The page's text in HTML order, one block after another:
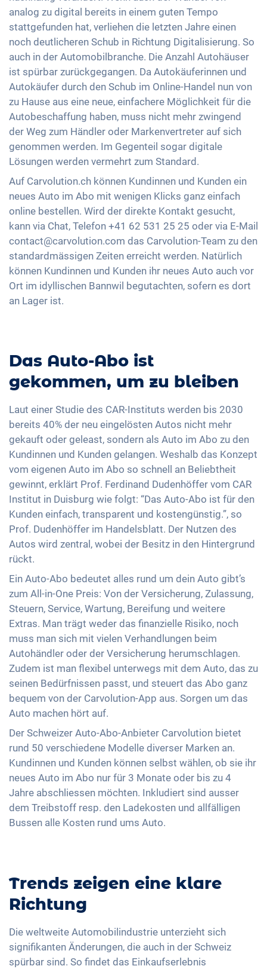
analog zu digital bereits in einem guten Tempo
stattgefunden hat, verliehen die letzten Jahre einen
noch deutlicheren Schub in Richtung Digitalisierung. So
auch in der Automobilbranche. Die Anzahl Autohäuser
ist spürbar zurückgegangen. Da Autokäuferinnen und
Autokäufer durch den Schub im Online-Handel nun von
zu Hause aus eine neue, einfachere Möglichkeit für die
Autobeschaffung haben, muss nicht mehr zwingend
der Weg zum Händler oder Markenvertreter auf sich
genommen werden. Im Gegenteil sogar digitale
Lösungen werden vermehrt zum Standard.
Auf Carvolution.ch können Kundinnen und Kunden ein
neues Auto im Abo mit wenigen Klicks ganz einfach
online bestellen. Wird der direkte Kontakt gesucht,
kann via Chat, Telefon +41 62 531 25 25 oder via E-Mail
contact@carvolution.com das Carvolution-Team zu den
standardmässigen Zeiten erreicht werden. Natürlich
können Kundinnen und Kunden ihr neues Auto auch vor
Ort im idyllischen Bannwil begutachten, sofern es dort
an Lager ist.
Das Auto-Abo ist
gekommen, um zu bleiben
Laut einer Studie des CAR-Instituts werden bis 2030
bereits 40% der neu eingelösten Autos nicht mehr
gekauft oder geleast, sondern als Auto im Abo zu den
Kundinnen und Kunden gelangen. Weshalb das Konzept
vom eigenen Auto im Abo so schnell an Beliebtheit
gewinnt, erklärt Prof. Ferdinand Dudenhöffer vom CAR
Institut in Duisburg wie folgt: “Das Auto-Abo ist für den
Kunden einfach, transparent und kostengünstig.”, so
Prof. Dudenhöffer im Handelsblatt. Der Nutzen des
Autos wird zentral, wobei der Besitz in den Hintergrund
rückt.
Ein Auto-Abo bedeutet alles rund um dein Auto gibt’s
zum All-in-One Preis: Von der Versicherung, Zulassung,
Steuern, Service, Wartung, Bereifung und weitere
Extras. Man trägt weder das finanzielle Risiko, noch
muss man sich mit vielen Verhandlungen beim
Autohändler oder der Versicherung herumschlagen.
Zudem ist man flexibel unterwegs mit dem Auto, das zu
seinen Bedürfnissen passt, und steuert das Abo ganz
bequem von der Carvolution-App aus. Sorgen um das
Auto machen hört auf.
Der Schweizer Auto-Abo-Anbieter Carvolution bietet
rund 50 verschiedene Modelle diverser Marken an.
Kundinnen und Kunden können selbst wählen, ob sie ihr
neues Auto im Abo nur für 3 Monate oder bis zu 4
Jahre abschliessen möchten. Inkludiert sind ausser
dem Treibstoff resp. den Ladekosten und allfälligen
Bussen alle Kosten rund ums Auto.
Trends zeigen eine klare
Richtung
Die weltweite Automobilindustrie unterzieht sich
signifikanten Änderungen, die auch in der Schweiz
spürbar sind. So findet das Einkaufserlebnis